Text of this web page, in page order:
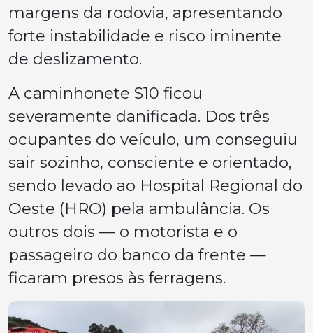
margens da rodovia, apresentando
forte instabilidade e risco iminente
de deslizamento.
A caminhonete S10 ficou
severamente danificada. Dos três
ocupantes do veículo, um conseguiu
sair sozinho, consciente e orientado,
sendo levado ao Hospital Regional do
Oeste (HRO) pela ambulância. Os
outros dois — o motorista e o
passageiro do banco da frente —
ficaram presos às ferragens.